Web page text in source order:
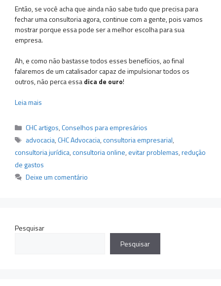
Então, se você acha que ainda não sabe tudo que precisa para
fechar uma consultoria agora, continue com a gente, pois vamos
mostrar porque essa pode ser a melhor escolha para sua
empresa.
Ah, e como não bastasse todos esses benefícios, ao final
falaremos de um catalisador capaz de impulsionar todos os
outros, não perca essadica de ouro!
Leia mais
Categorias
CHC artigos,Conselhos para empresários
Tags
advocacia,CHC Advocacia,consultoria empresarial,
consultoria jurídica,consultoria online, evitar problemas,redução
de gastos
Deixe um comentário
Pesquisar
Pesquisar